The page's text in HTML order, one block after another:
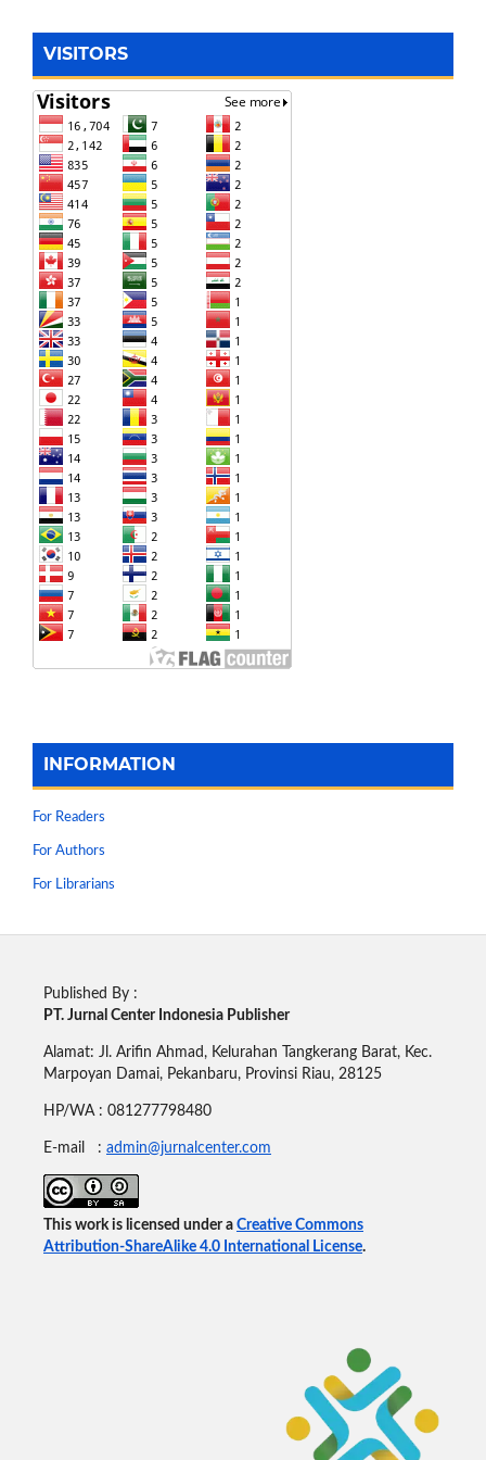
VISITORS
INFORMATION
For Readers
For Authors
For Librarians
Published By :
PT. Jurnal Center Indonesia Publisher
Alamat: Jl. Arifin Ahmad, Kelurahan Tangkerang Barat, Kec.
Marpoyan Damai, Pekanbaru, Provinsi Riau, 28125
HP/WA : 081277798480
E-mail : admin@jurnalcenter.com
This work is licensed under a Creative Commons
Attribution-ShareAlike 4.0 International License.